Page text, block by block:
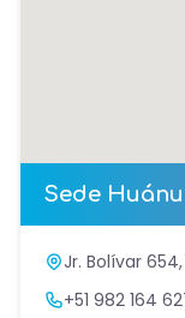
Sede
Jr. Bolívar
+51 982 164